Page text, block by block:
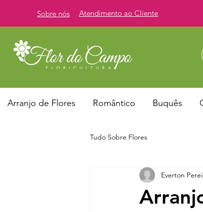
Sobre nós Atendimento ao Cliente
Arranjo de Flores Romântico Buquês
Tudo Sobre Flores
Everton